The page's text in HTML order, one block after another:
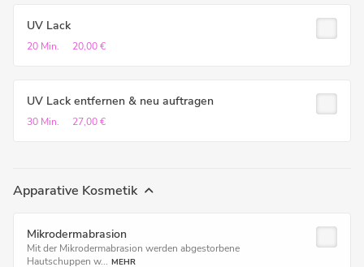
UV Lack
20 Min. 20,00 €
UV Lack entfernen & neu auftragen
30 Min. 27,00 €
Apparative Kosmetik
Mikrodermabrasion
Mit der Mikrodermabrasion werden abgestorbene
Hautschuppen w... MEHR